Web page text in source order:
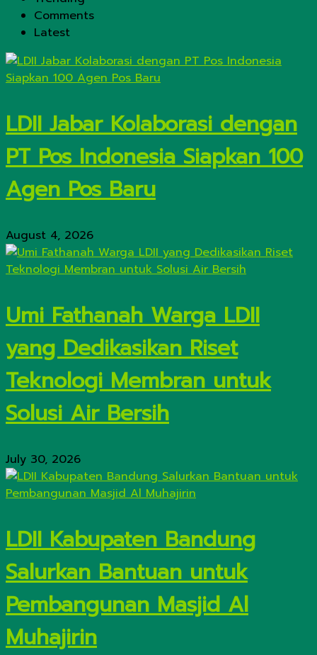
Comments
Latest
LDII Jabar Kolaborasi dengan
PT Pos Indonesia Siapkan 100
Agen Pos Baru
August 4, 2026
Umi Fathanah Warga LDII
yang Dedikasikan Riset
Teknologi Membran untuk
Solusi Air Bersih
July 30, 2026
LDII Kabupaten Bandung
Salurkan Bantuan untuk
Pembangunan Masjid Al
Muhajirin